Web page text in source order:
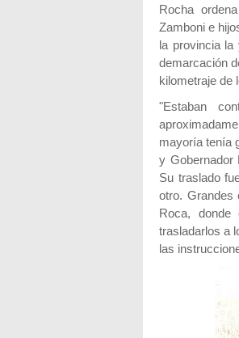
Rocha
Zamboni e
la provincia
demarcación
kilometraje de
"Estaban
mayoría tenía
y Gobernador
Su traslado
otro. Grandes
Roca,
trasladarlos a
las